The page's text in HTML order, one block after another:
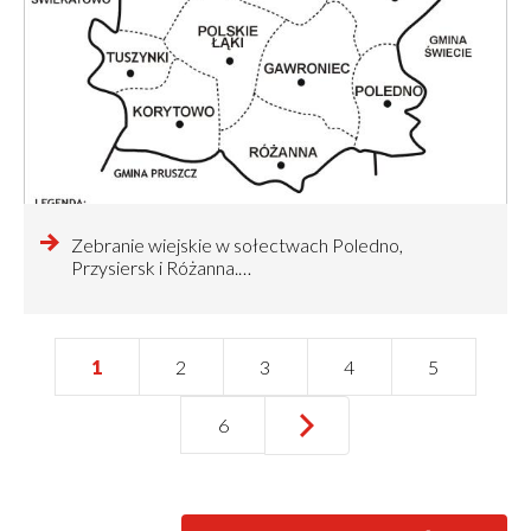
czytaj
więcej
Zebranie wiejskie w sołectwach Poledno,
Przysiersk i Różanna.…
Stronicowanie
Bieżąca
1 Strona
2 Strona
3 Strona
4 Strona
5
Strona
6